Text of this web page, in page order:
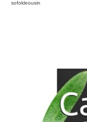
sofokleousin